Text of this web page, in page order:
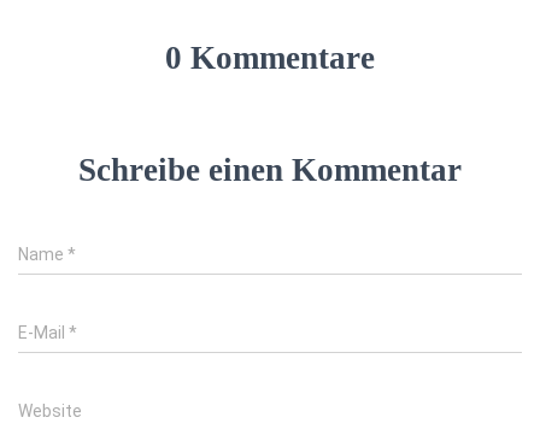
0 Kommentare
Schreibe einen Kommentar
Name *
E-Mail *
Website